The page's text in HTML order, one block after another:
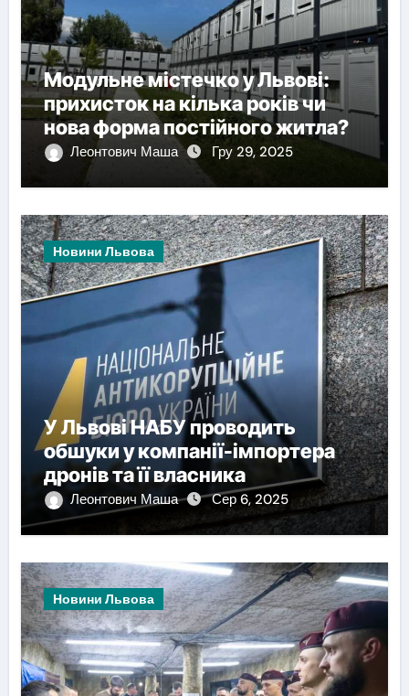
Модульне містечко у Львові:
прихисток на кілька років чи
нова форма постійного житла?
Леонтович Маша Гру 29, 2025
Новини Львова
У Львові НАБУ проводить
обшуки у компанії-імпортера
дронів та її власника
Леонтович Маша Сер 6, 2025
Новини Львова